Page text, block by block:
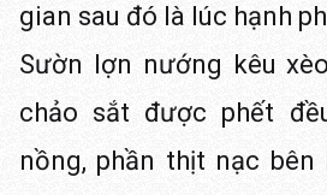
gian sau đó là lúc hạnh
Sườn lợn nướng kêu
chảo sắt được phết
nồng, phần thịt nạc bên